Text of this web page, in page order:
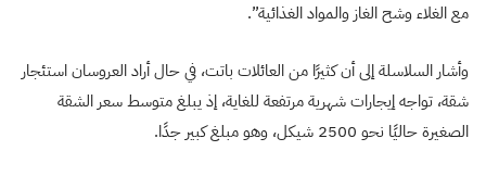
مع الغلاء وشح الغاز والمواد الغذائية”.
وأشار السلاسلة إلى أن كثيرًا من العائلات باتت، في حال أراد العروسان استئجار
شقة، تواجه إيجارات شهرية مرتفعة للغاية، إذ يبلغ متوسط سعر الشقة
الصغيرة حاليًا نحو 2500 شيكل، وهو مبلغ كبير جدًا.